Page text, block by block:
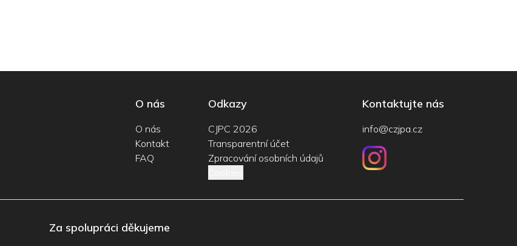
O nás
O nás
Kontakt
FAQ
Odkazy
CJPC 2026
Transparentní účet
Zpracování osobních údajů
Kontaktujte nás
info@czjpa.cz
Za spolupráci děkujeme